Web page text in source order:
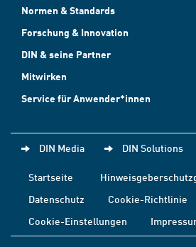
Normen & Standards
Forschung & Innovation
DIN & seine Partner
Mitwirken
Service für Anwender*innen
DIN Media DIN Solutions
Startseite
Datenschutz
Cookie-Richtlinie
Cookie-Einstellungen